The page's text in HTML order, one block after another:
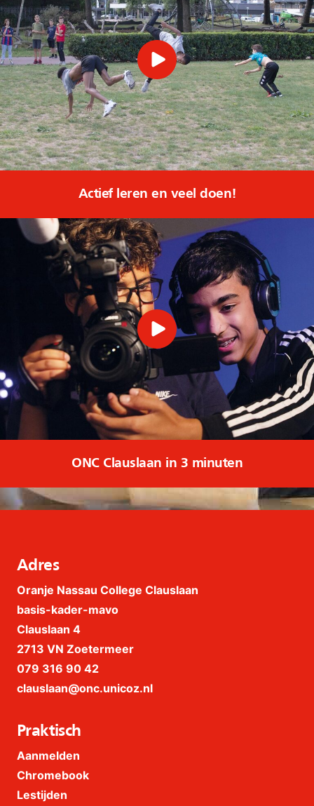
Actief leren en veel doen!
ONC Clauslaan in 3 minuten
Adres
Oranje Nassau College Clauslaan
basis-kader-mavo
Clauslaan 4
2713 VN Zoetermeer
079 316 90 42
clauslaan@onc.unicoz.nl
Praktisch
Aanmelden
Chromebook
Lestijden